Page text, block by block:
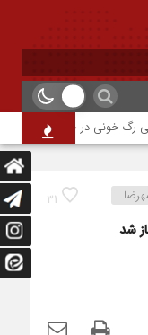
رگ خونی در چشم/ چه موقع
31
شد